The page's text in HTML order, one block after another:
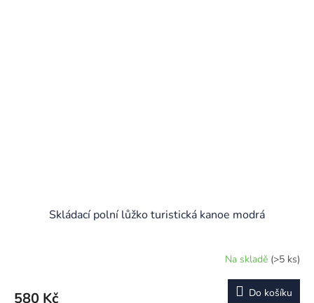
Skládací polní lůžko turistická kanoe modrá
Na skladě (>5 ks)
580 Kč Do košíku